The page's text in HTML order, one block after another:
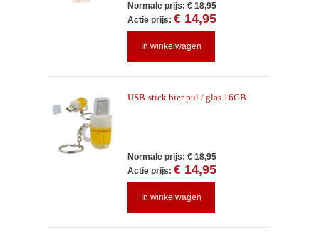
Normale prijs: € 18,95
Actie prijs: € 14,95
In winkelwagen
USB-stick bier pul / glas 16GB
Normale prijs: € 18,95
Actie prijs: € 14,95
In winkelwagen